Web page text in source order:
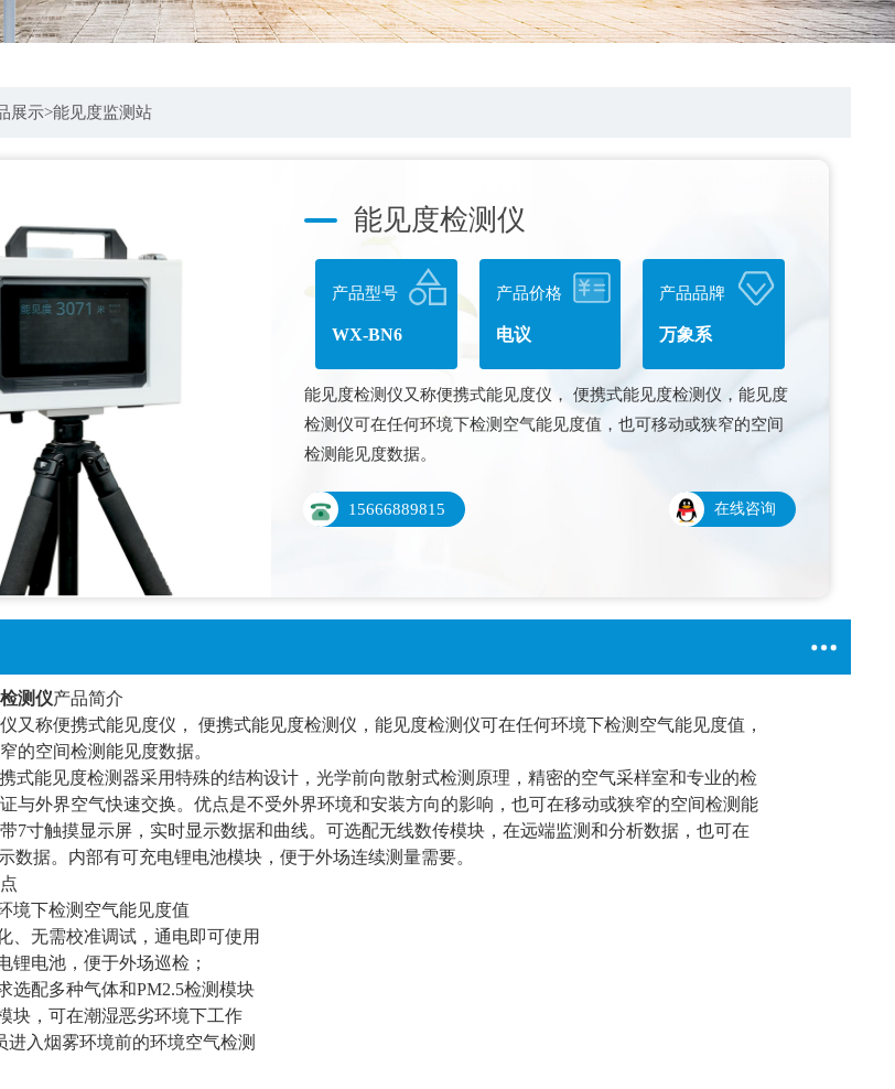
展示>能见度监测站
能见度检测仪
产品型号
WX-BN6
产品价格
电议
产品品牌
万象系
能见度检测仪又称便携式能见度仪， 便携式能见度检测仪，能见度
检测仪可在任何环境下检测空气能见度值，也可移动或狭窄的空间
检测能见度数据。
15666889815 在线咨询
测仪产品简介
又称便携式能见度仪， 便携式能见度检测仪，能见度检测仪可在任何环境下检测空气能见度值，
的空间检测能见度数据。
式能见度检测器采用特殊的结构设计，光学前向散射式检测原理，精密的空气采样室和专业的检
与外界空气快速交换。优点是不受外界环境和安装方向的影响，也可在移动或狭窄的空间检测能
7寸触摸显示屏，实时显示数据和曲线。可选配无线数传模块，在远端监测和分析数据，也可在
数据。内部有可充电锂电池模块，便于外场连续测量需要。
境下检测空气能见度值
、无需校准调试，通电即可使用
锂电池，便于外场巡检；
选配多种气体和PM2.5检测模块
块，可在潮湿恶劣环境下工作
入烟雾环境前的环境空气检测